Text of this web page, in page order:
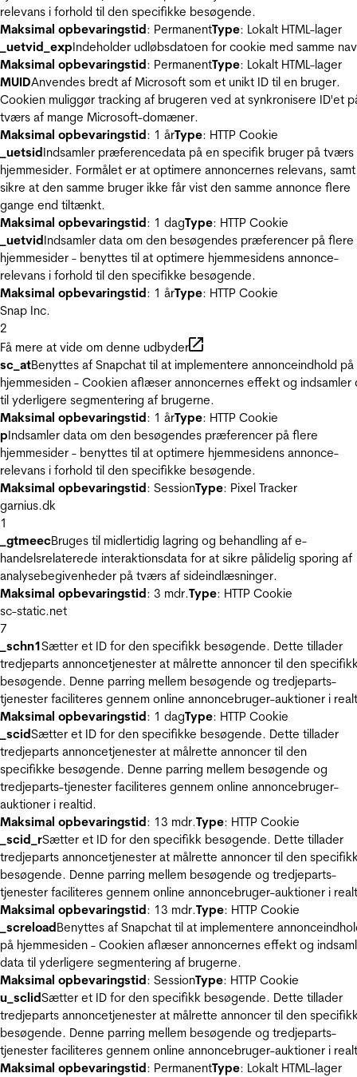
relevans i forhold til den specifikke besøgende.
Maksimal opbevaringstid: PermanentType: Lokalt HTML-lager
_uetvid_expIndeholder udløbsdatoen for cookie med samme
Maksimal opbevaringstid: PermanentType: Lokalt HTML-lager
MUIDAnvendes bredt af Microsoft som et unikt ID til en bruger.
Cookien muliggør tracking af brugeren ved at synkronisere ID'et
tværs af mange Microsoft-domæner.
Maksimal opbevaringstid: 1 årType: HTTP Cookie
_uetsidIndsamler præferencedata på en specifik bruger på tværs
hjemmesider. Formålet er at optimere annoncernes relevans, samt
sikre at den samme bruger ikke får vist den samme annonce flere
gange end tiltænkt.
Maksimal opbevaringstid: 1 dagType: HTTP Cookie
_uetvidIndsamler data om den besøgendes præferencer på flere
hjemmesider - benyttes til at optimere hjemmesidens annonce-
relevans i forhold til den specifikke besøgende.
Maksimal opbevaringstid: 1 årType: HTTP Cookie
Snap Inc.
2
Få mere at vide om denne udbyder
sc_atBenyttes af Snapchat til at implementere annonceindhold på
hjemmesiden - Cookien aflæser annoncernes effekt og indsamler
til yderligere segmentering af brugerne.
Maksimal opbevaringstid: 1 årType: HTTP Cookie
pIndsamler data om den besøgendes præferencer på flere
hjemmesider - benyttes til at optimere hjemmesidens annonce-
relevans i forhold til den specifikke besøgende.
Maksimal opbevaringstid: SessionType: Pixel Tracker
garnius.dk
1
_gtmeecBruges til midlertidig lagring og behandling af e-
handelsrelaterede interaktionsdata for at sikre pålidelig sporing af
analysebegivenheder på tværs af sideindlæsninger.
Maksimal opbevaringstid: 3 mdr.Type: HTTP Cookie
sc-static.net
7
_schn1Sætter et ID for den specifikk besøgende. Dette tillader
tredjeparts annoncetjenester at målrette annoncer til den
besøgende. Denne parring mellem besøgende og tredjeparts-
tjenester faciliteres gennem online annoncebruger-auktioner i
Maksimal opbevaringstid: 1 dagType: HTTP Cookie
_scidSætter et ID for den specifikke besøgende. Dette tillader
tredjeparts annoncetjenester at målrette annoncer til den
specifikke besøgende. Denne parring mellem besøgende og
tredjeparts-tjenester faciliteres gennem online annoncebruger-
auktioner i realtid.
Maksimal opbevaringstid: 13 mdr.Type: HTTP Cookie
_scid_rSætter et ID for den specifikk besøgende. Dette tillader
tredjeparts annoncetjenester at målrette annoncer til den
besøgende. Denne parring mellem besøgende og tredjeparts-
tjenester faciliteres gennem online annoncebruger-auktioner i
Maksimal opbevaringstid: 13 mdr.Type: HTTP Cookie
_screloadBenyttes af Snapchat til at implementere
på hjemmesiden - Cookien aflæser annoncernes effekt og
data til yderligere segmentering af brugerne.
Maksimal opbevaringstid: SessionType: HTTP Cookie
u_sclidSætter et ID for den specifikk besøgende. Dette tillader
tredjeparts annoncetjenester at målrette annoncer til den
besøgende. Denne parring mellem besøgende og tredjeparts-
tjenester faciliteres gennem online annoncebruger-auktioner i
Maksimal opbevaringstid: PermanentType: Lokalt HTML-lager